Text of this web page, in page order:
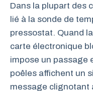
Dans la plupart des
lié à la sonde de
pressostat. Quand
carte électronique
impose un passage
poêles affichent un
message clignotant